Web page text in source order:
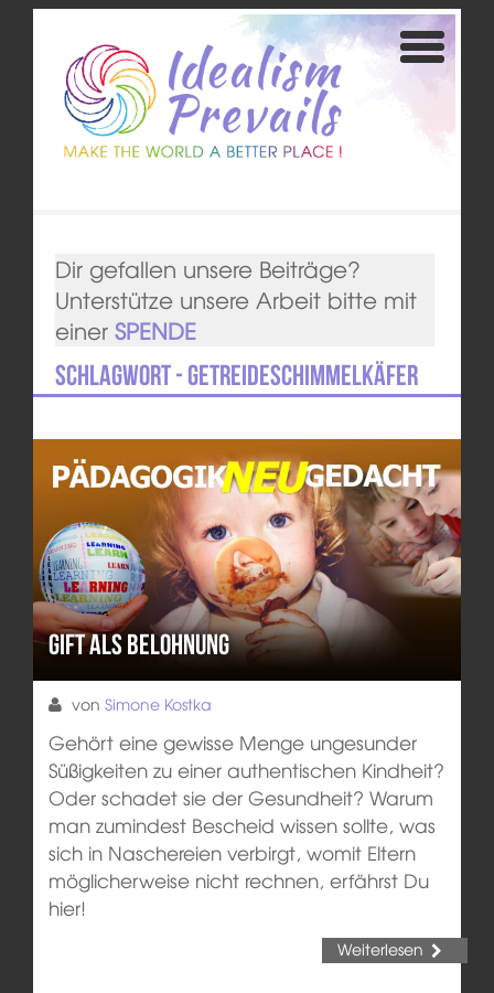
Dir gefallen unsere Beiträge?
Unterstütze unsere Arbeit bitte mit
einer SPENDE
Schlagwort - Getreideschimmelkäfer
Gift als Belohnung
von Simone Kostka
Gehört eine gewisse Menge ungesunder
Süßigkeiten zu einer authentischen Kindheit?
Oder schadet sie der Gesundheit? Warum
man zumindest Bescheid wissen sollte, was
sich in Naschereien verbirgt, womit Eltern
möglicherweise nicht rechnen, erfährst Du
hier!
Weiterlesen